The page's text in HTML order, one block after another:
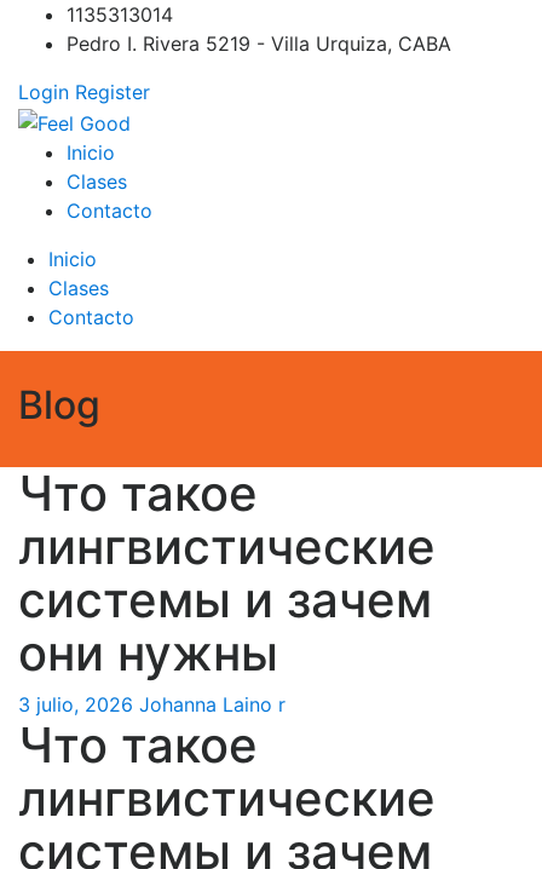
1135313014
Pedro I. Rivera 5219 - Villa Urquiza, CABA
Login Register
Feel Good
PILATES REFORMER – PILATES SPRINBOARD – PILATES
CIRCUITO – Clases Online
Inicio
Clases
Contacto
Inicio
Clases
Contacto
Blog
Что такое
лингвистические
системы и зачем
они нужны
3 julio, 2026 Johanna Laino r
Что такое
лингвистические
системы и зачем